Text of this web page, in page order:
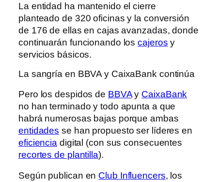
La entidad ha mantenido el cierre
planteado de 320 oficinas y la conversión
de 176 de ellas en cajas avanzadas, donde
continuarán funcionando loscajeros y
servicios básicos.
La sangría en BBVA y CaixaBank continúa
Pero los despidos de BBVAy CaixaBank
no han terminado y todo apunta a que
habrá numerosas bajas porque ambas
entidades se han propuesto ser líderes en
eficiencia digital (con sus consecuentes
recortes de plantilla).
Según publican en Club Influencers, los